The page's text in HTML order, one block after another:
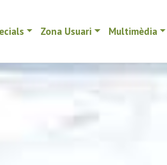
Zona Usuari Multimèdia